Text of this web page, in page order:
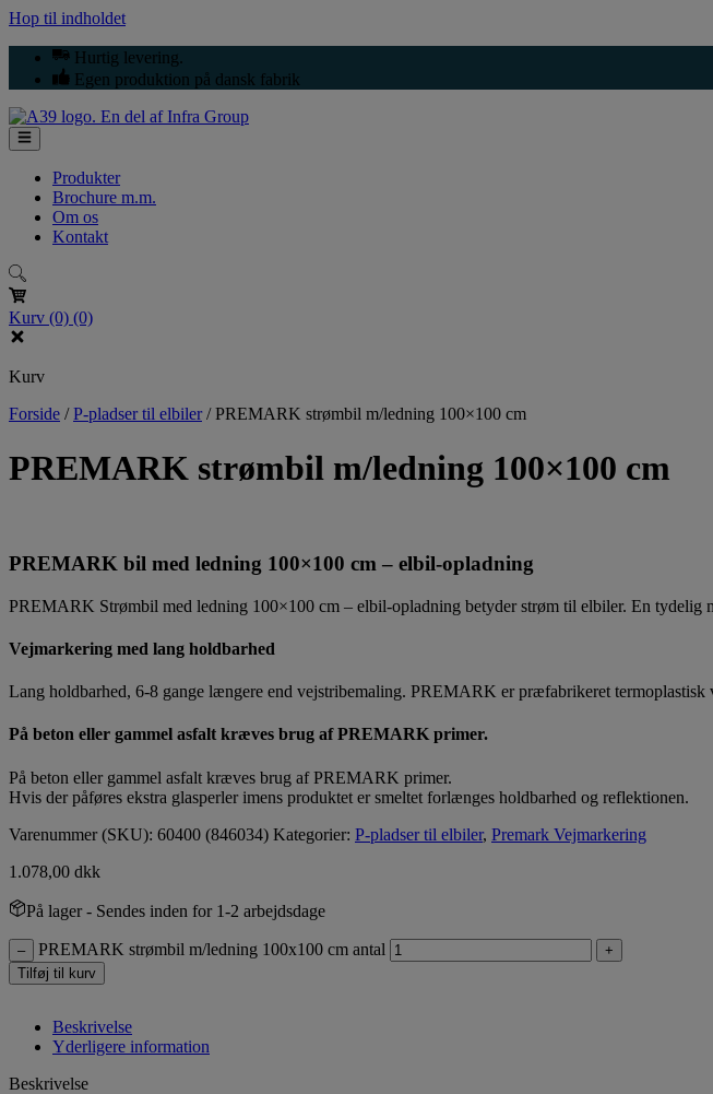
Hop til indholdet
Hurtig levering.
Egen produktion på dansk fabrik
Produkter
Brochure m.m.
Om os
Kontakt
Kurv (0) (0)
Kurv
Forside /P-pladser til elbiler/PREMARK strømbil m/ledning 100×100 cm
PREMARK strømbil m/ledning 100×100 cm
PREMARK bil med ledning 100×100 cm – elbil-opladning
PREMARK Strømbil med ledning 100×100 cm – elbil-opladning betyder strøm til elbiler. En tydelig
Vejmarkering med lang holdbarhed
Lang holdbarhed, 6-8 gange længere end vejstribemaling. PREMARK er præfabrikeret termoplastisk
På beton eller gammel asfalt kræves brug af PREMARK primer.
På beton eller gammel asfalt kræves brug af PREMARK primer.
Hvis der påføres ekstra glasperler imens produktet er smeltet forlænges holdbarhed og reflektionen.
Varenummer (SKU): 60400 (846034) Kategorier: P-pladser til elbiler, Premark Vejmarkering
1.078,00 dkk
På lager- Sendes inden for 1-2 arbejdsdage
– PREMARK strømbil m/ledning 100x100 cm antal
+
Tilføj til kurv
Beskrivelse
Yderligere information
Beskrivelse